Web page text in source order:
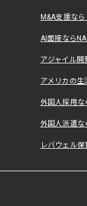
M&A支援な
AI面接なら
アジャイル
アメリカの
外国人採用
外国人派遣な
レバウェル